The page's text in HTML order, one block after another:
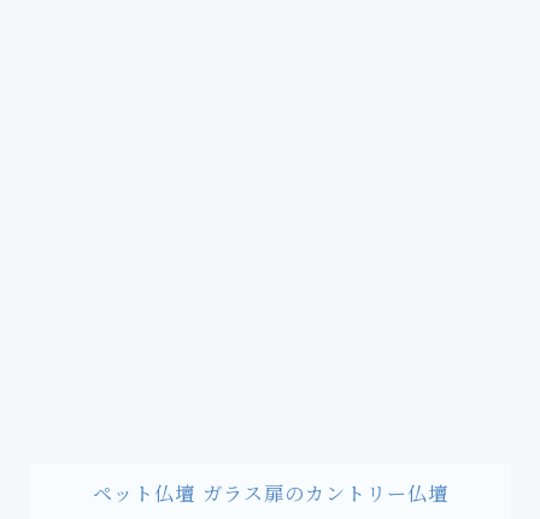
ペット仏壇 ガラス扉のカントリー仏壇